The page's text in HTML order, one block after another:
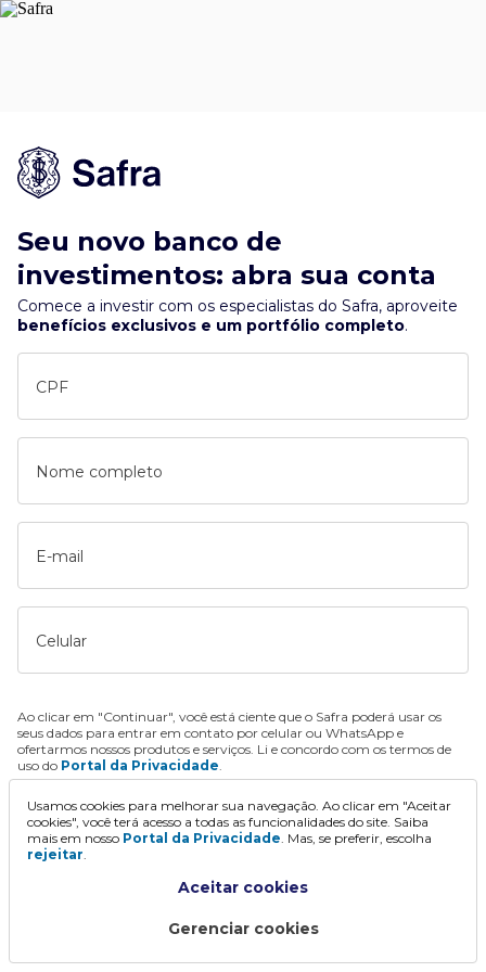
Seu novo banco de
investimentos: abra sua conta
Comece a investir com os especialistas do Safra, aproveite
benefícios exclusivos e um portfólio completo.
CPF
Nome completo
E-mail
Celular
Ao clicar em "Continuar", você está ciente que o Safra poderá usar os
seus dados para entrar em contato por celular ou WhatsApp e
ofertarmos nossos produtos e serviços. Li e concordo com os termos de
uso do Portal da Privacidade.
Continuar
Usamos cookies para melhorar sua navegação. Ao clicar em "Aceitar
cookies", você terá acesso a todas as funcionalidades do site. Saiba
mais em nosso Portal da Privacidade. Mas, se preferir, escolha
rejeitar.
Aceitar cookies
Gerenciar cookies